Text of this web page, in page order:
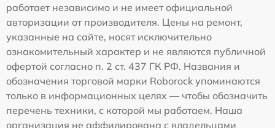
работает независимо и не имеет официальной
авторизации от производителя. Цены на ремонт,
указанные на сайте, носят исключительно
ознакомительный характер и не являются публичной
офертой согласно п. 2 ст. 437 ГК РФ. Названия и
обозначения торговой марки Roborock упоминаются
только в информационных целях — чтобы обозначить
перечень техники, с которой мы работаем. Наша
организация не аффилирована с владельцами